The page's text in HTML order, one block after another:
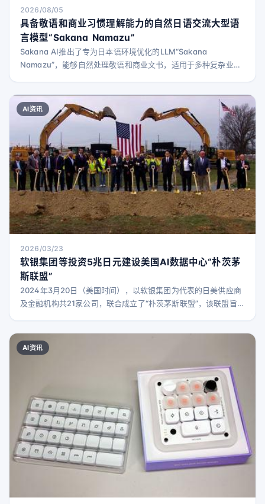
2026/08/05
具备敬语和商业习惯理解能力的自然日语交流大型语
言模型“Sakana Namazu”
Sakana AI推出了专为日本语环境优化的LLM“Sakana
Namazu”，能够自然处理敬语和商业文书，适用于多种复杂业务
AI资讯
2026/03/23
软银集团等投资5兆日元建设美国AI数据中心“朴茨茅
斯联盟”
2024年3月20日（美国时间），以软银集团为代表的日美供应商
及金融机构共21家公司，联合成立了“朴茨茅斯联盟”，该联盟旨在
17日公布的全球最大燃气火力发电项目——“9.2GW朴茨茅斯动力
园区项目”。 由软银集团及美国AEP俄亥俄公司推动，软银集团旗
AI资讯